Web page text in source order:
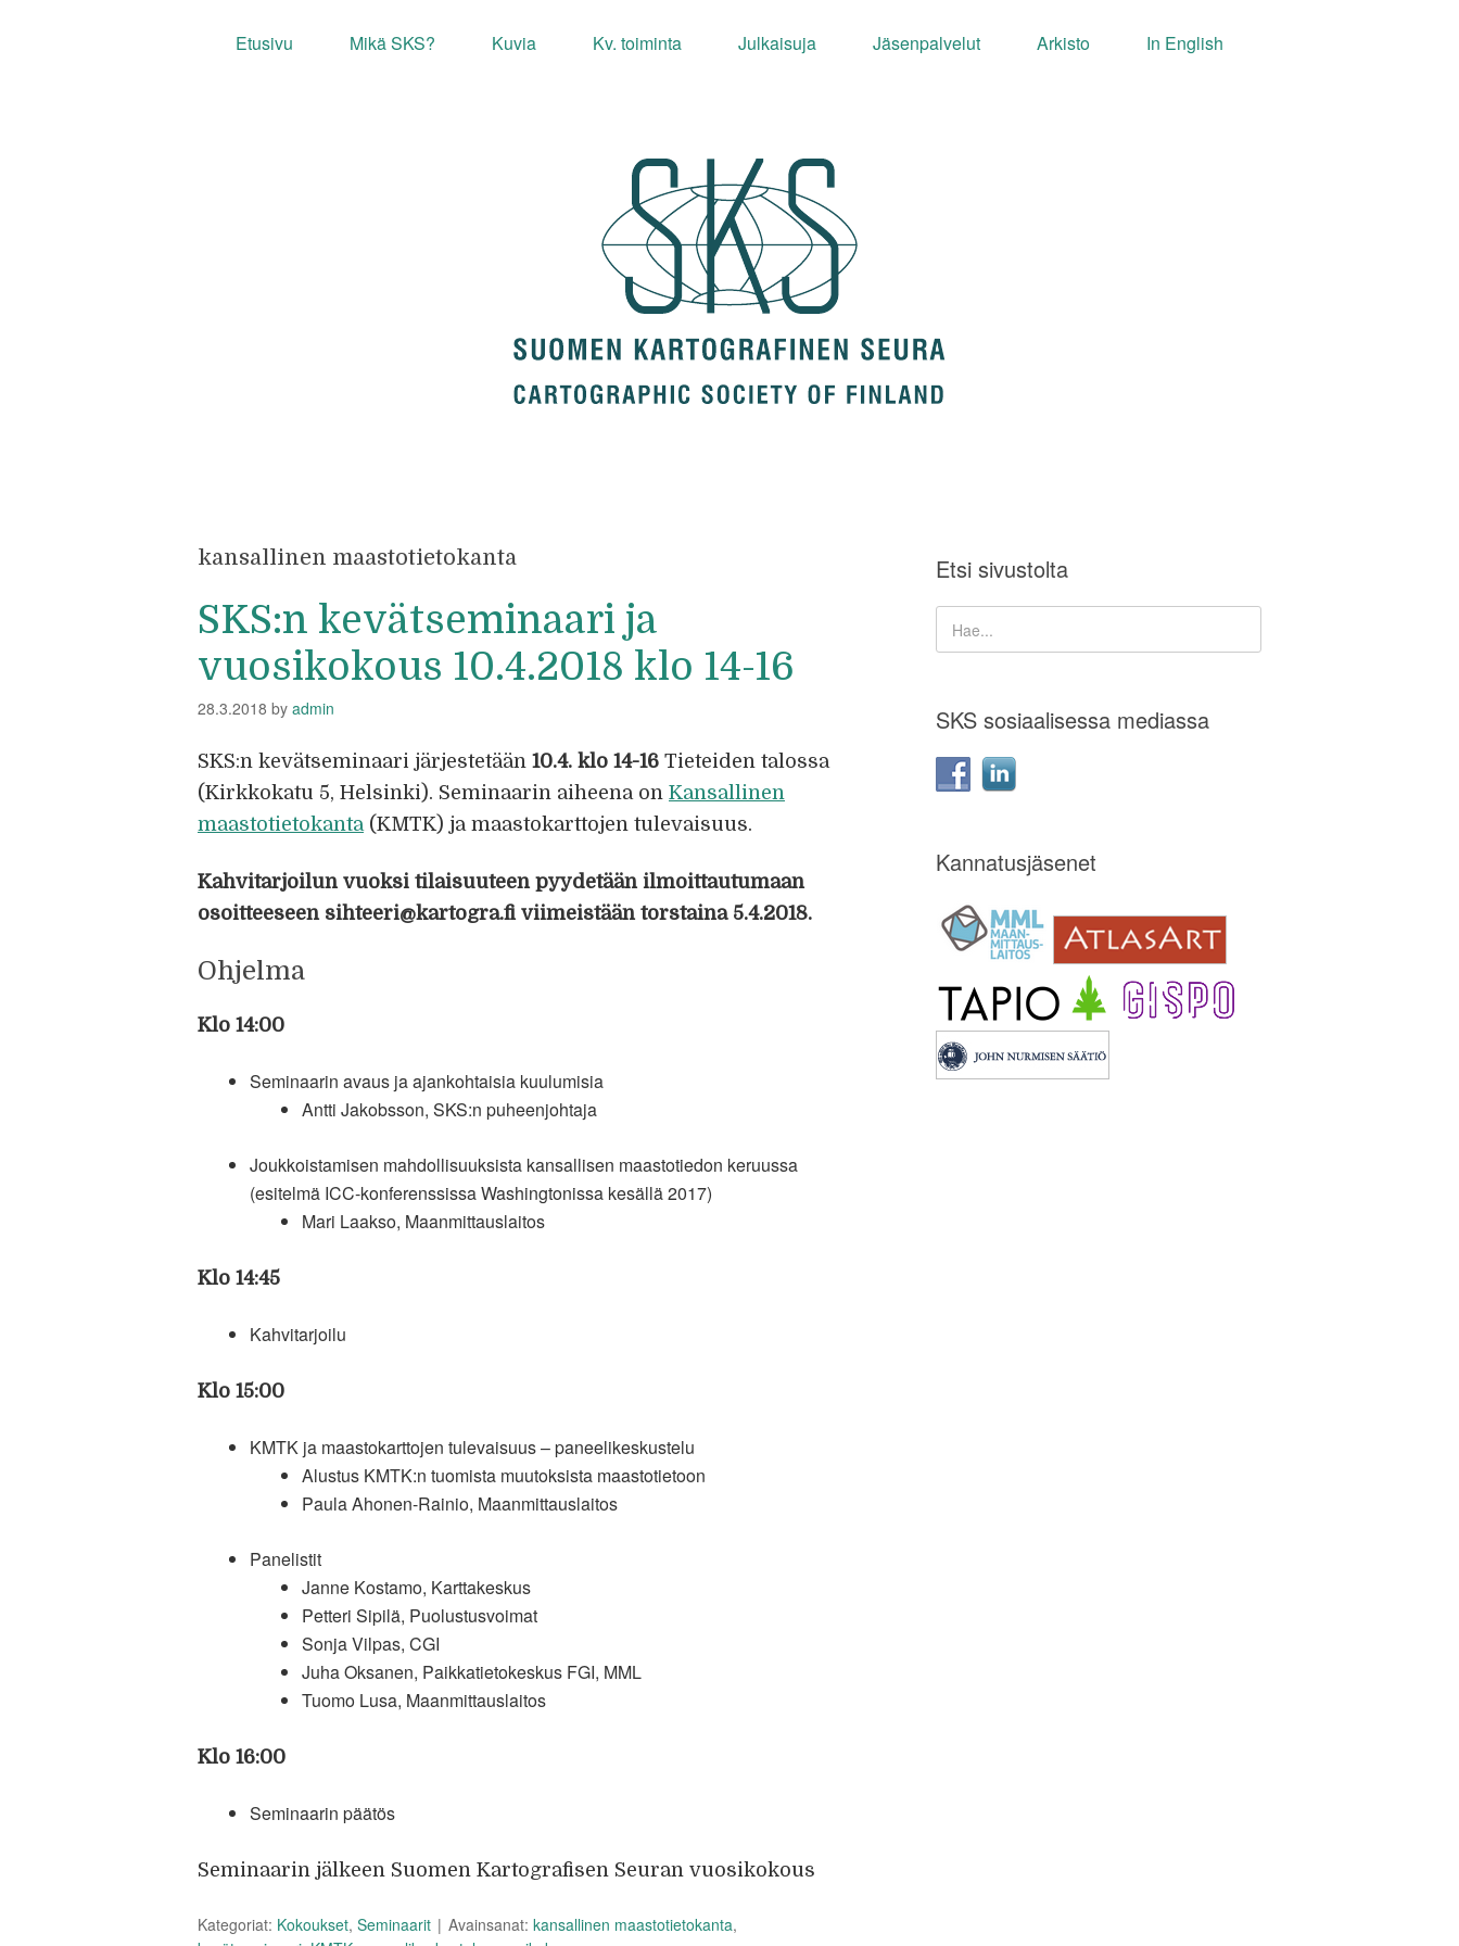
Etusivu Mikä SKS? Kuvia Kv. toiminta Julkaisuja Jäsenpalvelut Arkisto In English
kansallinen maastotietokanta
SKS:n kevätseminaari ja
vuosikokous 10.4.2018 klo 14-16
28.3.2018 by admin
SKS:n kevätseminaari järjestetään 10.4. klo 14-16 Tieteiden talossa
(Kirkkokatu 5, Helsinki). Seminaarin aiheena on Kansallinen
maastotietokanta(KMTK) ja maastokarttojen tulevaisuus.
Kahvitarjoilun vuoksi tilaisuuteen pyydetään ilmoittautumaan
osoitteeseen sihteeri@kartogra.fi viimeistään torstaina 5.4.2018.
Ohjelma
Klo 14:00
Seminaarin avaus ja ajankohtaisia kuulumisia
Antti Jakobsson, SKS:n puheenjohtaja
Joukkoistamisen mahdollisuuksista kansallisen maastotiedon keruussa
(esitelmä ICC-konferenssissa Washingtonissa kesällä 2017)
Mari Laakso, Maanmittauslaitos
Klo 14:45
Kahvitarjoilu
Klo 15:00
KMTK ja maastokarttojen tulevaisuus – paneelikeskustelu
Alustus KMTK:n tuomista muutoksista maastotietoon
Paula Ahonen-Rainio, Maanmittauslaitos
Panelistit
Janne Kostamo, Karttakeskus
Petteri Sipilä, Puolustusvoimat
Sonja Vilpas, CGI
Juha Oksanen, Paikkatietokeskus FGI, MML
Tuomo Lusa, Maanmittauslaitos
Klo 16:00
Seminaarin päätös
Seminaarin jälkeen Suomen Kartografisen Seuran vuosikokous
Kategoriat: Kokoukset, Seminaarit Avainsanat: kansallinen maastotietokanta,
Etsi sivustolta
SKS sosiaalisessa mediassa
Kannatusjäsenet